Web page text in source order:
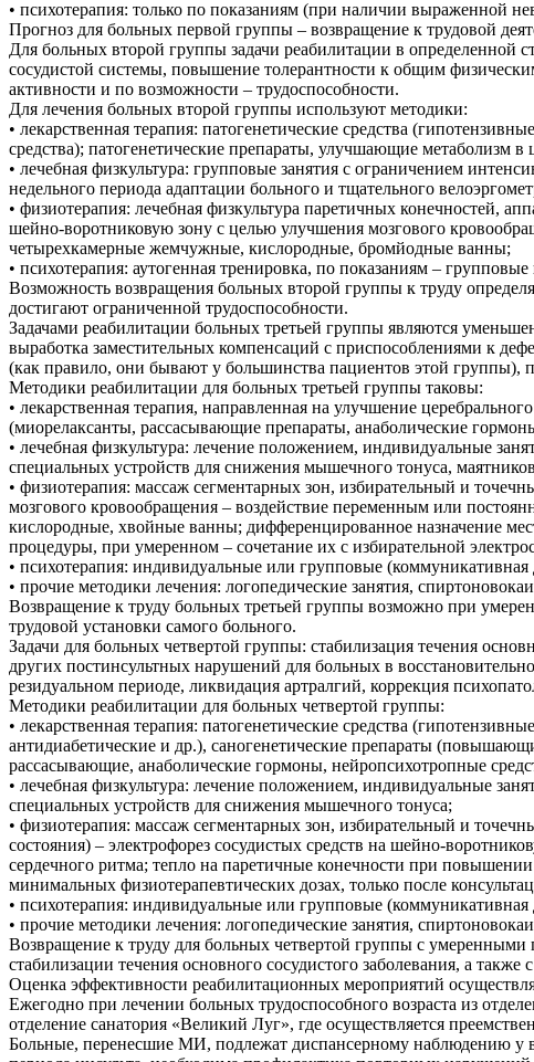
• психотерапия: только по показаниям (при наличии выраженной
Прогноз для больных первой группы – возвращение к трудовой
Для больных второй группы задачи реабилитации в
сосудистой системы, повышение толерантности к общим
активности и по возможности – трудоспособности.
Для лечения больных второй группы используют методики:
• лекарственная терапия: патогенетические средства
средства); патогенетические препараты, улучшающие метаболизм в
• лечебная физкультура: групповые занятия с ограничением
недельного периода адаптации больного и тщательного
• физиотерапия: лечебная физкультура паретичных конечностей,
шейно-воротниковую зону с целью улучшения мозгового
четырехкамерные жемчужные, кислородные, бромйодные ванны;
• психотерапия: аутогенная тренировка, по показаниям –
Возможность возвращения больных второй группы к труду
достигают ограниченной трудоспособности.
Задачами реабилитации больных третьей группы являются
выработка заместительных компенсаций с приспособлениями к
(как правило, они бывают у большинства пациентов этой группы),
Методики реабилитации для больных третьей группы таковы:
• лекарственная терапия, направленная на улучшение
(миорелаксанты, рассасывающие препараты, анаболические
• лечебная физкультура: лечение положением, индивидуальные
специальных устройств для снижения мышечного тонуса,
• физиотерапия: массаж сегментарных зон, избирательный и
мозгового кровообращения – воздействие переменным или
кислородные, хвойные ванны; дифференцированное назначение
процедуры, при умеренном – сочетание их с избирательной
• психотерапия: индивидуальные или групповые (коммуникативная
• прочие методики лечения: логопедические занятия,
Возвращение к труду больных третьей группы возможно при
трудовой установки самого больного.
Задачи для больных четвертой группы: стабилизация течения
других постинсультных нарушений для больных в
резидуальном периоде, ликвидация артралгий, коррекция
Методики реабилитации для больных четвертой группы:
• лекарственная терапия: патогенетические средства
антидиабетические и др.), саногенетические препараты
рассасывающие, анаболические гормоны, нейропсихотропные
• лечебная физкультура: лечение положением, индивидуальные
специальных устройств для снижения мышечного тонуса;
• физиотерапия: массаж сегментарных зон, избирательный и
состояния) – электрофорез сосудистых средств на шейно-
сердечного ритма; тепло на паретичные конечности при
минимальных физиотерапевтических дозах, только после
• психотерапия: индивидуальные или групповые (коммуникативная
• прочие методики лечения: логопедические занятия,
Возвращение к труду для больных четвертой группы с
стабилизации течения основного сосудистого заболевания, а также
Оценка эффективности реабилитационных мероприятий
Ежегодно при лечении больных трудоспособного возраста из
отделение санатория «Великий Луг», где осуществляется
Больные, перенесшие МИ, подлежат диспансерному наблюдению у